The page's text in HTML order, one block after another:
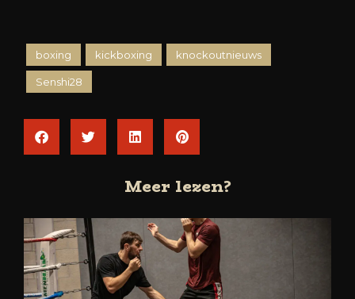
boxing kickboxing knockoutnieuws
Senshi28
Meer lezen?